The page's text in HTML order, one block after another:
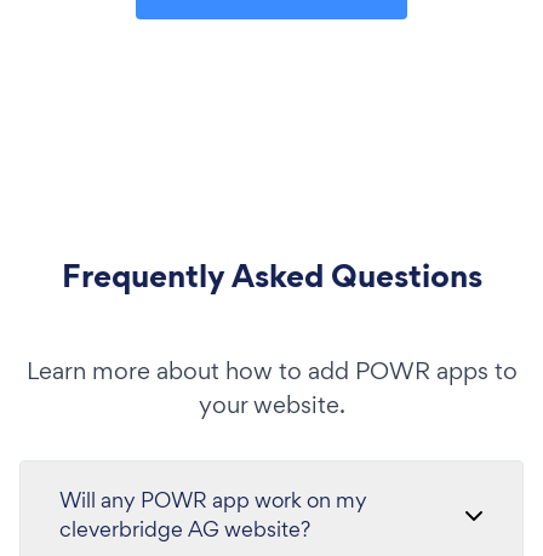
Frequently Asked Questions
Learn more about how to add POWR apps to
your website.
Will any POWR app work on my
cleverbridge AG website?